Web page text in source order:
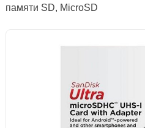
памяти SD, MicroSD